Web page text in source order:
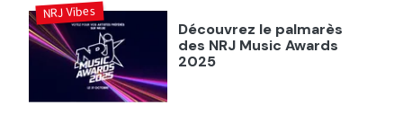
Découvrez le palmarès
des NRJ Music Awards
2025
NRJ Vibes